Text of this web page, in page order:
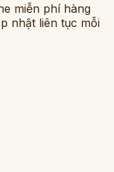
miễn phí hàng
nhật liên tục mỗi